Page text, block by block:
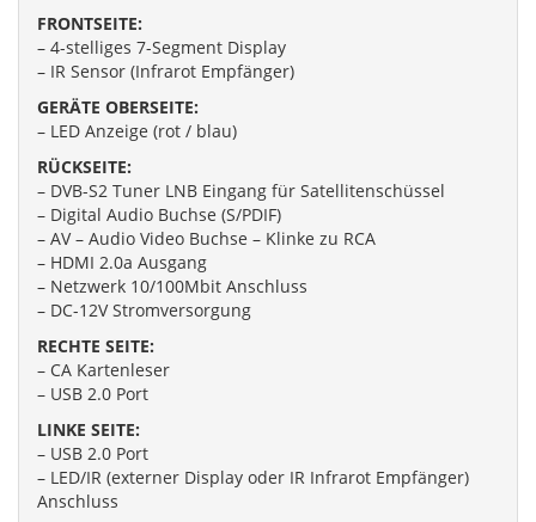
FRONTSEITE:
– 4-stelliges 7-Segment Display
– IR Sensor (Infrarot Empfänger)
GERÄTE OBERSEITE:
– LED Anzeige (rot / blau)
RÜCKSEITE:
– DVB-S2 Tuner LNB Eingang für Satellitenschüssel
– Digital Audio Buchse (S/PDIF)
– AV – Audio Video Buchse – Klinke zu RCA
– HDMI 2.0a Ausgang
– Netzwerk 10/100Mbit Anschluss
– DC-12V Stromversorgung
RECHTE SEITE:
– CA Kartenleser
– USB 2.0 Port
LINKE SEITE:
– USB 2.0 Port
– LED/IR (externer Display oder IR Infrarot Empfänger)
Anschluss